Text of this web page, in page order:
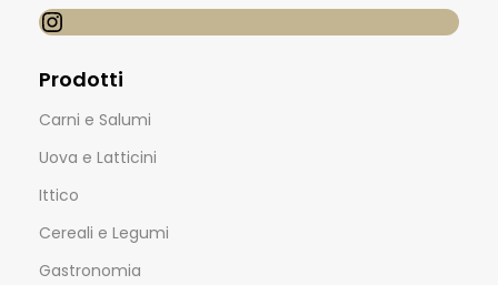
Prodotti
Carni e Salumi
Uova e Latticini
Ittico
Cereali e Legumi
Gastronomia